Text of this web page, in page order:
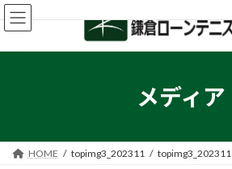
コ
ン
ン
ナ
ビ
ー
メディア
HOME topimg3_202311 topimg3_202311